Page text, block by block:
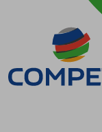
Saltar para o